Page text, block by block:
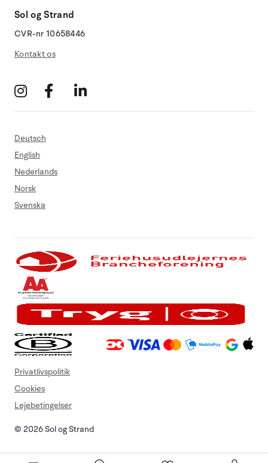
Sol og Strand
CVR-nr 10658446
Kontakt os
Deutsch
English
Nederlands
Norsk
Svenska
© 2026 Sol og Strand
Privatlivspolitik
Cookies
Lejebetingelser